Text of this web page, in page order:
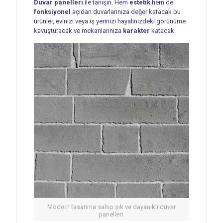
Duvar panelleri ile tanışın. Hem estetikhem de
fonksiyonel açıdan duvarlarınıza değer katacak bu
ürünler, evinizi veya iş yerinizi hayalinizdeki görünüme
kavuşturacak ve mekanlarınıza karakter katacak.
Modern tasarıma sahip şık ve dayanıklı duvar
panelleri.